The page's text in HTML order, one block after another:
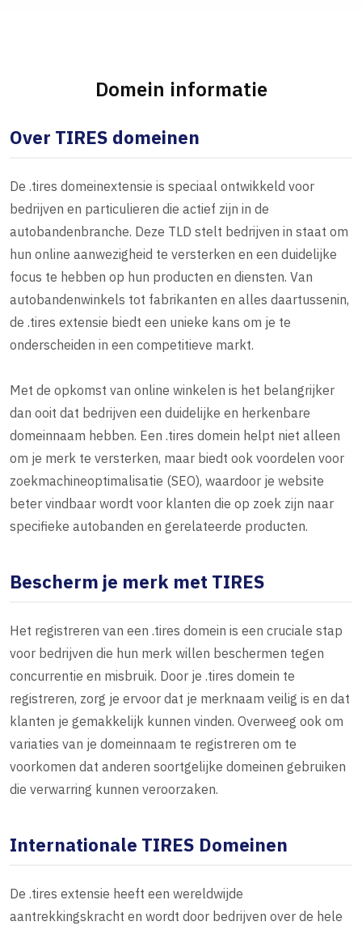
Domein informatie
Over TIRES domeinen
De .tires domeinextensie is speciaal ontwikkeld voor
bedrijven en particulieren die actief zijn in de
autobandenbranche. Deze TLD stelt bedrijven in staat om
hun online aanwezigheid te versterken en een duidelijke
focus te hebben op hun producten en diensten. Van
autobandenwinkels tot fabrikanten en alles daartussenin,
de .tires extensie biedt een unieke kans om je te
onderscheiden in een competitieve markt.
Met de opkomst van online winkelen is het belangrijker
dan ooit dat bedrijven een duidelijke en herkenbare
domeinnaam hebben. Een .tires domein helpt niet alleen
om je merk te versterken, maar biedt ook voordelen voor
zoekmachineoptimalisatie (SEO), waardoor je website
beter vindbaar wordt voor klanten die op zoek zijn naar
specifieke autobanden en gerelateerde producten.
Bescherm je merk met TIRES
Het registreren van een .tires domein is een cruciale stap
voor bedrijven die hun merk willen beschermen tegen
concurrentie en misbruik. Door je .tires domein te
registreren, zorg je ervoor dat je merknaam veilig is en dat
klanten je gemakkelijk kunnen vinden. Overweeg ook om
variaties van je domeinnaam te registreren om te
voorkomen dat anderen soortgelijke domeinen gebruiken
die verwarring kunnen veroorzaken.
Internationale TIRES Domeinen
De .tires extensie heeft een wereldwijde
aantrekkingskracht en wordt door bedrijven over de hele